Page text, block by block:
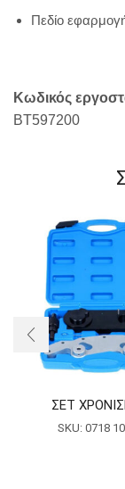
Πεδίο
Κωδικός
BT597200
ΣΕΤ
SKU: 0718